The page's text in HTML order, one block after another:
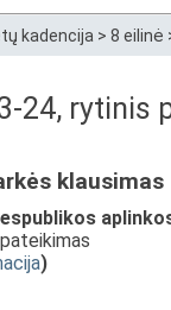
kadencija > 8 eilinė
24, rytinis
klausimas
)